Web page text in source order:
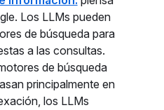
Los LLMs pueden
de búsqueda para
a las consultas.
de búsqueda
principalmente en
los LLMs